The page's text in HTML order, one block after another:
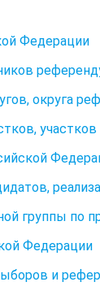
Федерации
округа
группы по
Федерации
и